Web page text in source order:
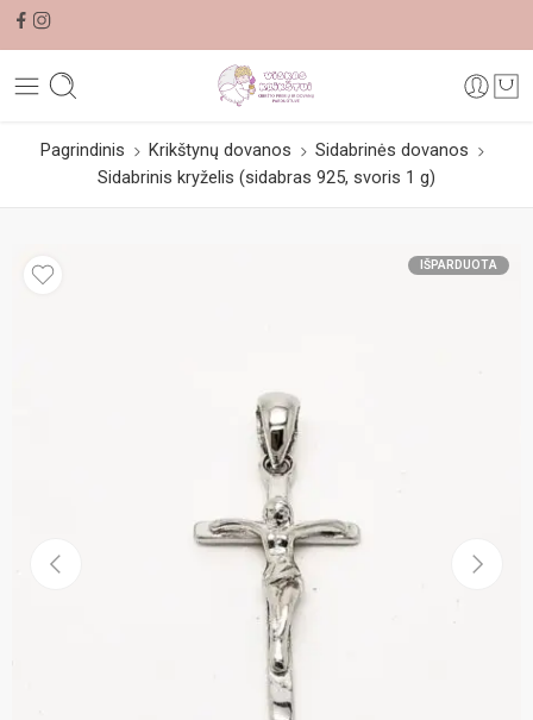
Pagrindinis Krikštynų dovanos
Sidabrinės dovanos
Sidabrinis kryželis (sidabras 925, svoris 1 g)
IŠPARDUOTA